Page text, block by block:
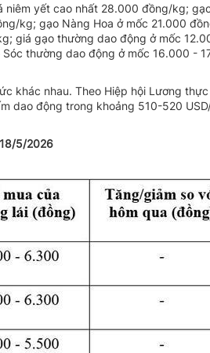
niêm yết cao nhất 28.000 đồng/kg;
kg; gạo Nàng Hoa ở mốc 21.000
giá gạo thường dao động ở mốc
thường dao động ở mốc 16.000 -
khác nhau. Theo Hiệp hội Lương
dao động trong khoảng 510-520
5/2026